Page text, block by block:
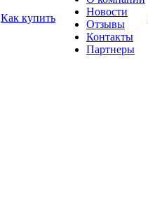
Как купить
Новости
Отзывы
Контакты
Партнеры